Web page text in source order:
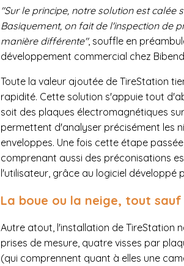
"Sur le principe, notre solution est calée
Basiquement, on fait de l'inspection de
manière différente", souffle en
développement commercial chez
Toute la valeur ajoutée de TireStation
rapidité. Cette solution s'appuie tout
soit des plaques électromagnétiques
permettent d'analyser précisément les
enveloppes. Une fois cette étape
comprenant aussi des préconisations
l'utilisateur, grâce au logiciel développé
La boue ou la neige, tout
Autre atout, l'installation de TireStation
prises de mesure, quatre visses par
(qui comprennent quant à elles une